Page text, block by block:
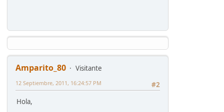
Amparito_80
Visitante
#2
12 Septiembre, 2011, 16:24:57 PM
Hola,